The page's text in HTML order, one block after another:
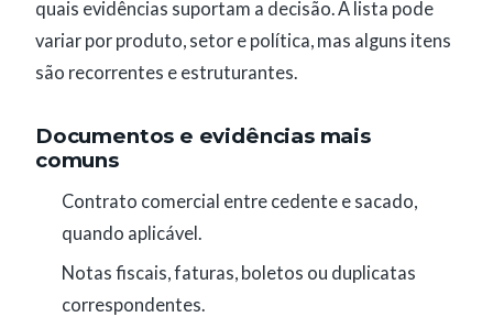
quais evidências suportam a decisão. A lista pode
variar por produto, setor e política, mas alguns itens
são recorrentes e estruturantes.
Documentos e evidências mais
comuns
Contrato comercial entre cedente e sacado,
quando aplicável.
Notas fiscais, faturas, boletos ou duplicatas
correspondentes.